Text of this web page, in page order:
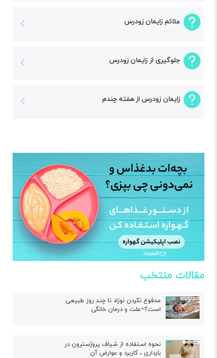
علائم زایمان زودرس
جلوگیری از زایمان زودرس
زایمان زودرس از هفته چندم
مقالات منتخب
مدفوع نکردن نوزاد تا چند روز طبیعی
است؟+علت و درمان خانگی
نحوه استفاده از شیاف پروژسترون در
بارداری ، کاربرد و عوارض آن